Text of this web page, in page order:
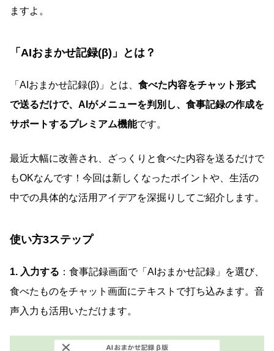
ますよ。
「AIおまかせ記録(β)」とは？
「AIおまかせ記録(β)」とは、 食べた内容をチャット形式
で送るだけで、AIがメニューを判別し、食事記録の作成を
サポートするプレミアム機能です。
最近大幅に改善され、ざっくりと食べた内容を送るだけで
もOKなんです！今回は新しくなったポイントや、生活の
中での具体的な活用アイデアを深掘りしてご紹介します。
使い方3ステップ
1. 入力する ：食事記録画面で「AIおまかせ記録」を選び、
食べたものをチャット画面にテキストで打ち込みます。音
声入力も活用いただけます。